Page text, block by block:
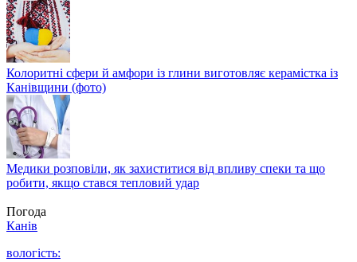
Колоритні сфери й амфори із глини виготовляє керамістка із
Канівщини (фото)
Медики розповіли, як захиститися від впливу спеки та що
робити, якщо стався тепловий удар
Погода
Канів
вологість: